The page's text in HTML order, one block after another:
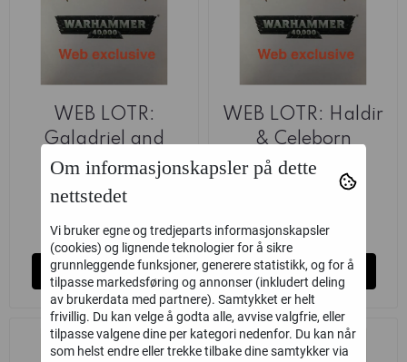
WEB LOTR:
Galadriel and
Celeborn
Games Workshop
240,-
Ikke på lager
Kjøp
WEB LOTR: Haldir
& Celeborn
Games Workshop
Ikke på lager
Kjøp
Om informasjonskapsler på dette
nettstedet
Vi bruker egne og tredjeparts informasjonskapsler
(cookies) og lignende teknologier for å sikre
grunnleggende funksjoner, generere statistikk, og for å
tilpasse markedsføring og annonser (inkludert deling
av brukerdata med partnere). Samtykket er helt
frivillig. Du kan velge å godta alle, avvise valgfrie, eller
tilpasse valgene dine per kategori nedenfor. Du kan når
som helst endre eller trekke tilbake dine samtykker via